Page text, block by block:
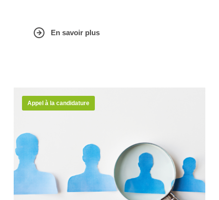
En savoir plus
Appel à la candidature